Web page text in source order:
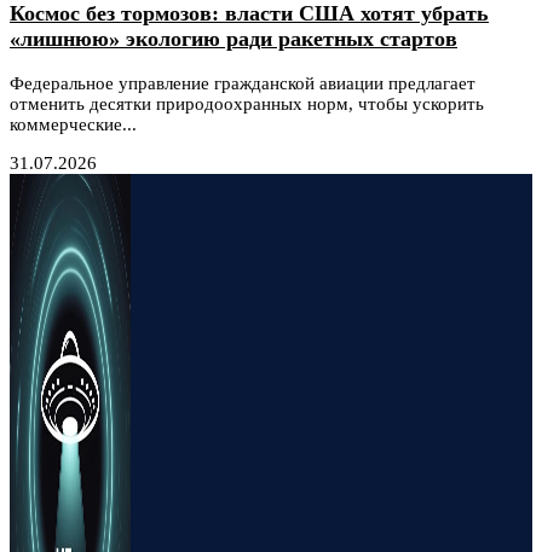
Космос без тормозов: власти США хотят убрать
«лишнюю» экологию ради ракетных стартов
Федеральное управление гражданской авиации предлагает
отменить десятки природоохранных норм, чтобы ускорить
коммерческие...
31.07.2026